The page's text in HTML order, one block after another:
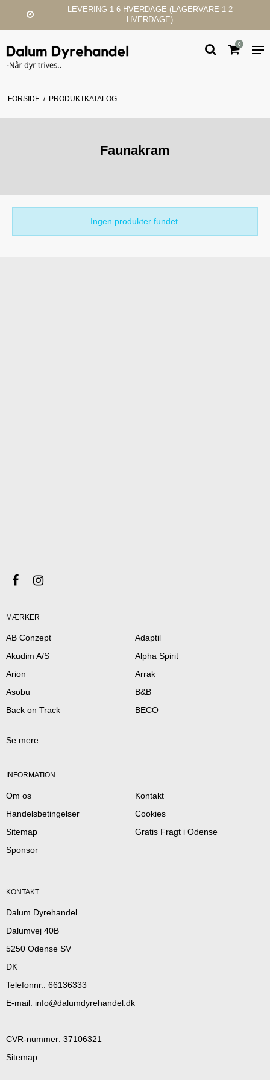
LEVERING 1-6 HVERDAGE (LAGERVARE 1-2
HVERDAGE)
0
FORSIDE / PRODUKTKATALOG
Faunakram
Ingen produkter fundet.
MÆRKER
AB Conzept
Adaptil
Akudim A/S
Alpha Spirit
Arion
Arrak
Asobu
B&B
Back on Track
BECO
Se mere
INFORMATION
Om os
Kontakt
Handelsbetingelser
Cookies
Sitemap
Gratis Fragt i Odense
Sponsor
KONTAKT
Dalum Dyrehandel
Dalumvej 40B
5250 Odense SV
DK
Telefonnr. : 66136333
E-mail: info@dalumdyrehandel.dk
CVR-nummer: 37106321
Sitemap